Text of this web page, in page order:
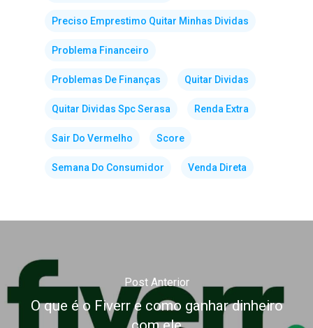
Preciso Emprestimo Quitar Minhas Dividas
Problema Financeiro
Problemas De Finanças Quitar Dividas
Quitar Dividas Spc Serasa Renda Extra
Sair Do Vermelho Score
Semana Do Consumidor Venda Direta
Post Anterior
O que é o Fiverr e como ganhar dinheiro